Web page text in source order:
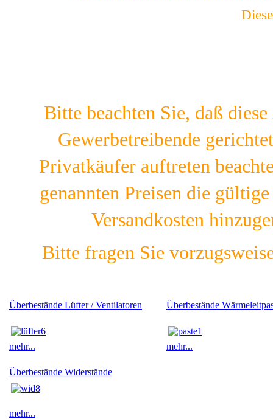
Bitte beachten Sie, daß
Gewerbetreibende
Privatkäufer auftreten
genannten Preisen die
Versandkosten
Bitte fragen Sie
Überbestände Lüfter / Ventilatoren
mehr...
Überbestände Widerstände
mehr...
Überbestände
mehr...